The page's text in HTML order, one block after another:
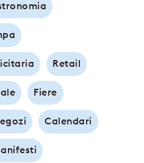
Retail
Fiere
Calendari